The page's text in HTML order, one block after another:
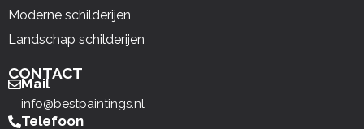
Moderne schilderijen
Landschap schilderijen
CONTACT
Mail
info@bestpaintings.nl
Telefoon